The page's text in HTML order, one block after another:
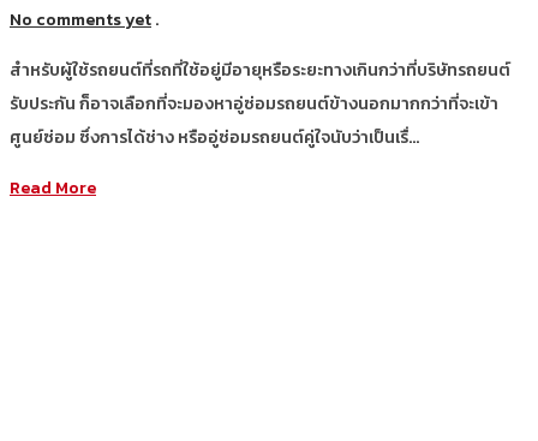
No comments yet.
สำหรับผู้ใช้รถยนต์ที่รถที่ใช้อยู่มีอายุหรือระยะทางเกินกว่าที่บริษัทรถยนต์
รับประกัน ก็อาจเลือกที่จะมองหาอู่ซ่อมรถยนต์ข้างนอกมากกว่าที่จะเข้า
ศูนย์ซ่อม ซึ่งการได้ช่าง หรืออู่ซ่อมรถยนต์คู่ใจนับว่าเป็นเรื่…
Read More